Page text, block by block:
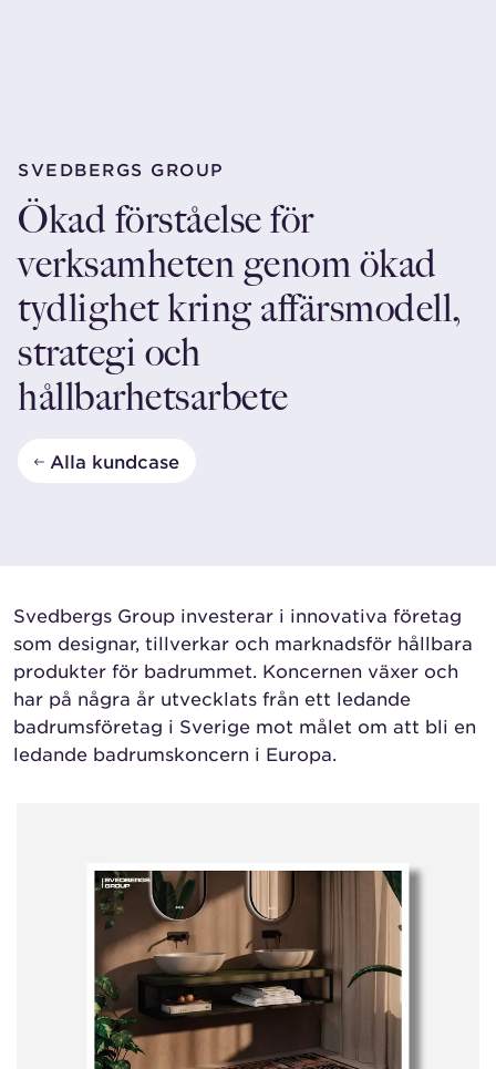
SVEDBERGS GROUP
Ökad förståelse för
verksamheten genom ökad
tydlighet kring affärsmodell,
strategi och
hållbarhetsarbete
Alla kundcase
Svedbergs Group investerar i innovativa företag
som designar, tillverkar och marknadsför hållbara
produkter för badrummet. Koncernen växer och
har på några år utvecklats från ett ledande
badrumsföretag i Sverige mot målet om att bli en
ledande badrumskoncern i Europa.